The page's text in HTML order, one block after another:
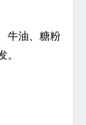
牛油、糖粉